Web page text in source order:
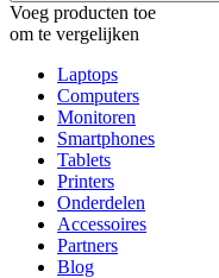
Voeg producten toe
om te vergelijken
Laptops
Computers
Monitoren
Smartphones
Tablets
Printers
Onderdelen
Accessoires
Partners
Blog